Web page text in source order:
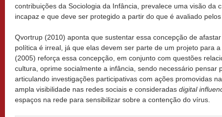
contribuições da Sociologia da Infância, prevalece uma visão da
incapaz e que deve ser protegido a partir do que é avaliado
Qvortrup (2010) aponta que sustentar essa concepção de
política é irreal, já que elas devem ser parte de um projeto para
(2005) reforça essa concepção, em conjunto com questões
cultura, oprime socialmente a infância, sendo necessário pensar
articulando investigações participativas com ações promovidas
ampla visibilidade nas redes sociais e consideradas digital
espaços na rede para sensibilizar sobre a contenção do vírus.